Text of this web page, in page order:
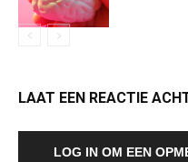
LAAT EEN REACTIE
LOG IN OM EEN